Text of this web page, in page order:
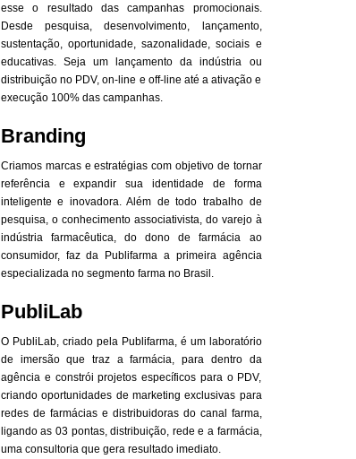
esse o resultado das campanhas promocionais.
Desde pesquisa, desenvolvimento, lançamento,
sustentação, oportunidade, sazonalidade, sociais e
educativas. Seja um lançamento da indústria ou
distribuição no PDV, on-line e off-line até a ativação e
execução 100% das campanhas.
Branding
Criamos marcas e estratégias com objetivo de tornar
referência e expandir sua identidade de forma
inteligente e inovadora. Além de todo trabalho de
pesquisa, o conhecimento associativista, do varejo à
indústria farmacêutica, do dono de farmácia ao
consumidor, faz da Publifarma a primeira agência
especializada no segmento farma no Brasil.
PubliLab
O PubliLab, criado pela Publifarma, é um laboratório
de imersão que traz a farmácia, para dentro da
agência e constrói projetos específicos para o PDV,
criando oportunidades de marketing exclusivas para
redes de farmácias e distribuidoras do canal farma,
ligando as 03 pontas, distribuição, rede e a farmácia,
uma consultoria que gera resultado imediato.